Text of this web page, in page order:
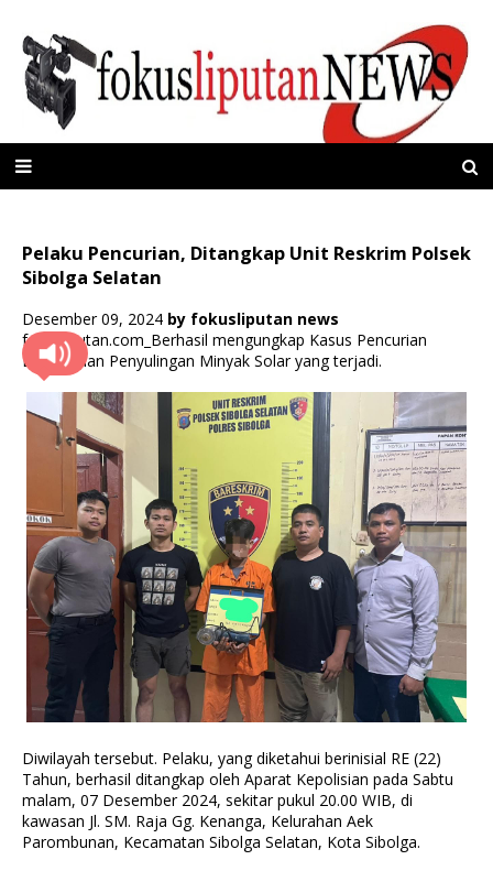
Pelaku Pencurian, Ditangkap Unit Reskrim Polsek
Sibolga Selatan
Desember 09, 2024 by fokusliputan news
fokusliputan.com_Berhasil mengungkap Kasus Pencurian
Barang dan Penyulingan Minyak Solar yang terjadi.
Diwilayah tersebut. Pelaku, yang diketahui berinisial RE (22)
Tahun, berhasil ditangkap oleh Aparat Kepolisian pada Sabtu
malam, 07 Desember 2024, sekitar pukul 20.00 WIB, di
kawasan Jl. SM. Raja Gg. Kenanga, Kelurahan Aek
Parombunan, Kecamatan Sibolga Selatan, Kota Sibolga.